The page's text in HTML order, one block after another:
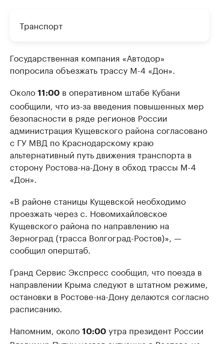
Транспорт
Государственная компания «Автодор»
попросила объезжать трассу М-4 «Дон».
Около 11:00 в оперативном штабе Кубани
сообщили, что из-за введения повышенных мер
безопасности в ряде регионов России
администрация Кущевского района согласовано
с ГУ МВД по Краснодарскому краю
альтернативный путь движения транспорта в
сторону Ростова-на-Дону в обход трассы М-4
«Дон».
«В районе станицы Кущевской необходимо
проезжать через с. Новомихайловское
Кущевского района по направлению на
Зерноград (трасса Волгоград-Ростов)», —
сообщил оперштаб.
Гранд Сервис Экспресс сообщил, что поезда в
направлении Крыма следуют в штатном режиме,
остановки в Ростове-на-Дону делаются согласно
расписанию.
Напомним, около 10:00 утра президент России